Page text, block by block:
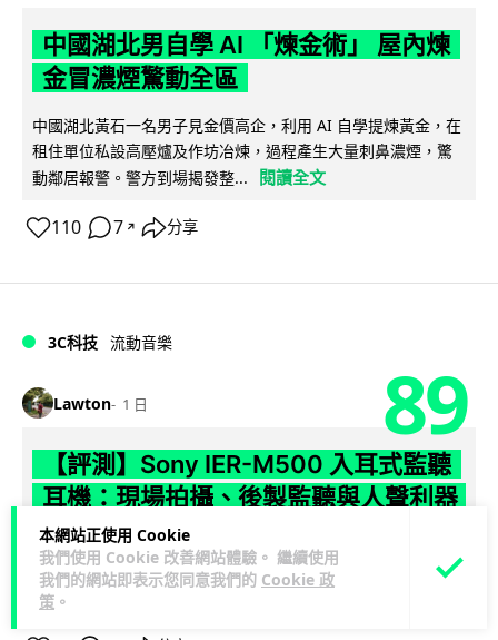
本網站正使用 Cookie
我們使用 Cookie 改善網站體驗。 繼續使用
我們的網站即表示您同意我們的 Cookie 政
策 。
中國湖北男自學 AI 「煉金術」 屋內煉
金冒濃煙驚動全區
中國湖北黃石一名男子見金價高企，利用 AI 自學提煉黃金，在
租住單位私設高壓爐及作坊冶煉，過程產生大量刺鼻濃煙，驚
動鄰居報警。警方到場揭發整...
閱讀全文
110 7 ↗ 分享
3C科技 流動音樂
Lawton 1 日 89
【評測】Sony IER-M500 入耳式監聽
耳機：現場拍攝、後製監聽與人聲利器
談到專業混音專用的聲音監聽耳機，Sony 經典 MDR-7506 到
MDR-M1 專業錄音室耳機都為人熟悉。而現在舞台製作者與創
意影像製作...